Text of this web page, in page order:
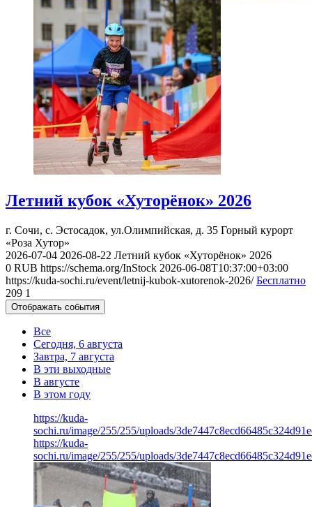
Летний кубок «Хуторёнок» 2026
г. Сочи, с. Эстосадок, ул.Олимпийская, д. 35 Горный курорт
«Роза Хутор»
2026-07-04 2026-08-22 Летний кубок «Хуторёнок» 2026
0 RUB https://schema.org/InStock 2026-06-08T10:37:00+03:00
https://kuda-sochi.ru/event/letnij-kubok-xutorenok-2026/ Бесплатно
209 1
Отображать события
Все
Сегодня, 6 августа
Завтра, 7 августа
В эти выходные
В августе
В этом году
https://kuda-
sochi.ru/image/255/255/uploads/
https://kuda-
sochi.ru/image/255/255/uploads/